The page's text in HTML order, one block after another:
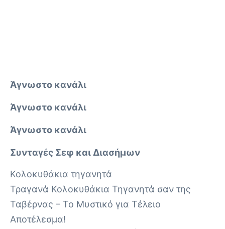
Άγνωστο κανάλι
Άγνωστο κανάλι
Άγνωστο κανάλι
Συνταγές Σεφ και Διασήμων
Κολοκυθάκια τηγανητά
Τραγανά Κολοκυθάκια Τηγανητά σαν της
Ταβέρνας – Το Μυστικό για Τέλειο
Αποτέλεσμα!